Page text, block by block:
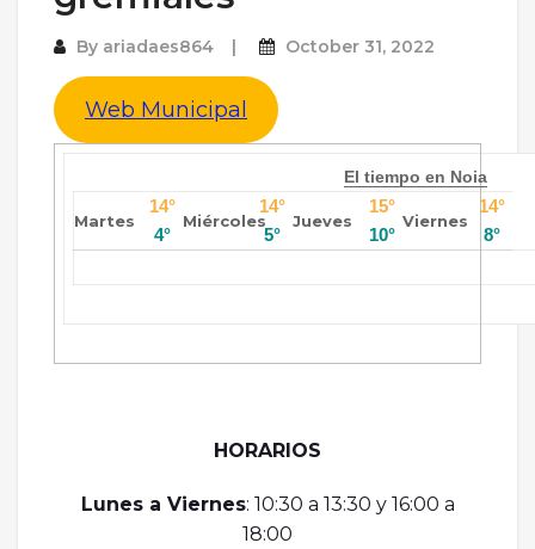
By ariadaes864 October 31, 2022
Web Municipal
El tiempo en Noia
Martes
14°
4°
Miércoles
14°
5°
Jueves
15°
10°
Viernes
14°
8°
HORARIOS
Lunes a Viernes: 10:30 a 13:30 y 16:00 a
18:00